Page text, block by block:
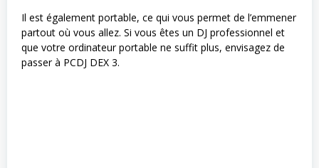
Il est également portable, ce qui vous permet de l’emmener
partout où vous allez. Si vous êtes un DJ professionnel et
que votre ordinateur portable ne suffit plus, envisagez de
passer à PCDJ DEX 3.